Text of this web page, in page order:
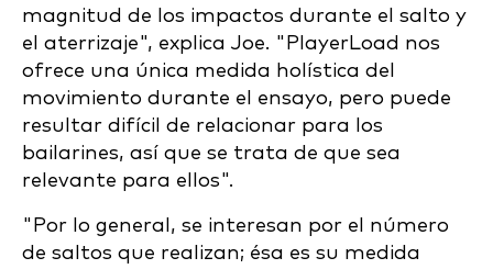
magnitud de los impactos durante el salto y
el aterrizaje", explica Joe. "PlayerLoad nos
ofrece una única medida holística del
movimiento durante el ensayo, pero puede
resultar difícil de relacionar para los
bailarines, así que se trata de que sea
relevante para ellos".
"Por lo general, se interesan por el número
de saltos que realizan; ésa es su medida